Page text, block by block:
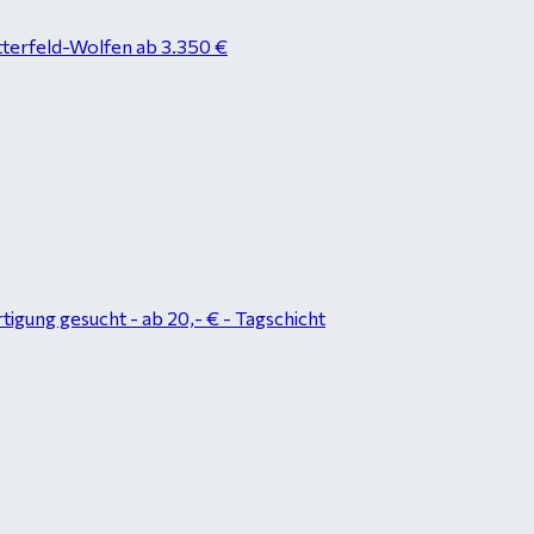
Wolfen ab 3.350 €
gesucht - ab 20,- € - Tagschicht